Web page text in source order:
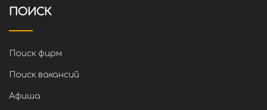
ПОИСК
Поиск фирм
Поиск вакансий
Афиша